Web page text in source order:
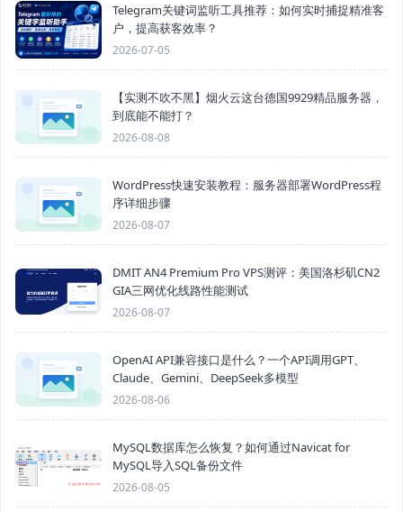
Telegram关键词监听工具推荐：如何实时捕捉精准客
户，提高获客效率？
2026-07-05
【实测不吹不黑】烟火云这台德国9929精品服务器，
到底能不能打？
2026-08-08
WordPress快速安装教程：服务器部署WordPress程
序详细步骤
2026-08-07
DMIT AN4 Premium Pro VPS测评：美国洛杉矶CN2
GIA三网优化线路性能测试
2026-08-07
OpenAI API兼容接口是什么？一个API调用GPT、
Claude、Gemini、DeepSeek多模型
2026-08-06
MySQL数据库怎么恢复？如何通过Navicat for
MySQL导入SQL备份文件
2026-08-05